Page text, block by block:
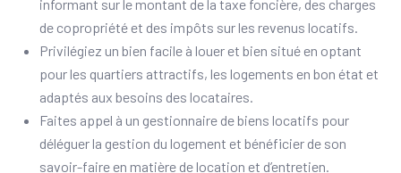
informant sur le montant de la taxe foncière, des charges
de copropriété et des impôts sur les revenus locatifs.
Privilégiez un bien facile à louer et bien situé en optant
pour les quartiers attractifs, les logements en bon état et
adaptés aux besoins des locataires.
Faites appel à un gestionnaire de biens locatifs pour
déléguer la gestion du logement et bénéficier de son
savoir-faire en matière de location et d’entretien.